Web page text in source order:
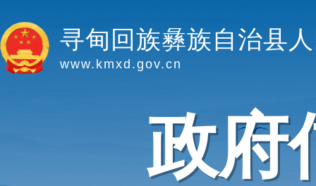
寻甸回族彝族自治县
www.kmxd.gov.cn
政府